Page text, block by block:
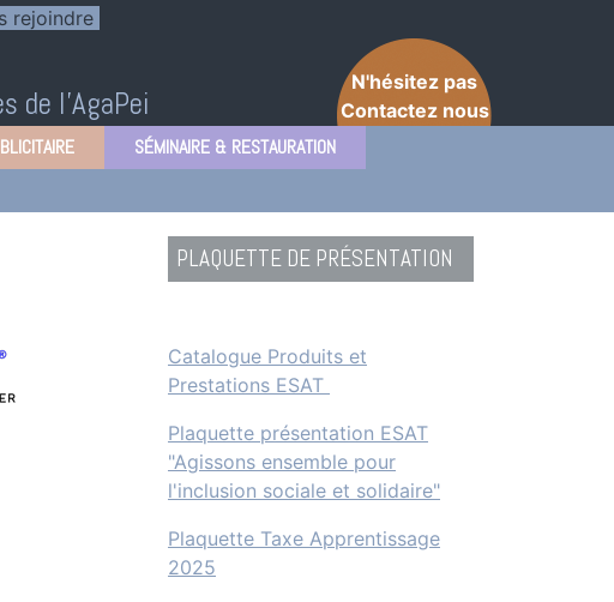
rejoindre
de l'AgaPei
N'hésitez pas
Contactez nous
SÉMINAIRE & RESTAURATION
PLAQUETTE DE PRÉSENTATION
Catalogue Produits et
Prestations ESAT
Plaquette présentation ESAT
"Agissons ensemble pour
l'inclusion sociale et solidaire"
Plaquette Taxe Apprentissage
2025